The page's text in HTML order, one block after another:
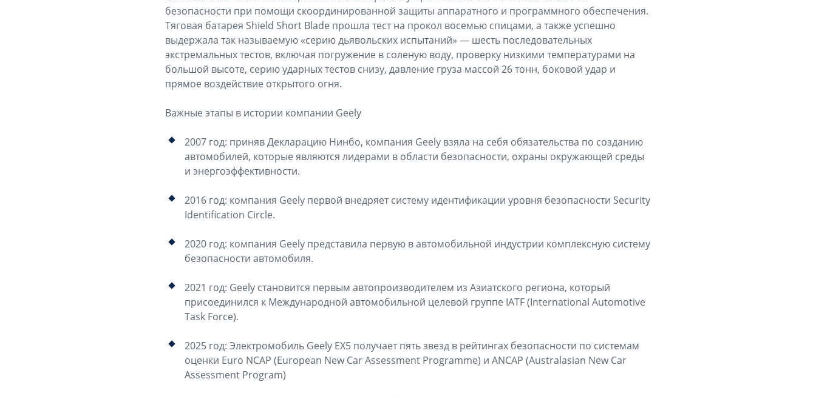
безопасности при помощи скоординированной защиты аппаратного и программного обеспечения.
Тяговая батарея Shield Short Blade прошла тест на прокол восемью спицами, а также успешно
выдержала так называемую «серию дьявольских испытаний» — шесть последовательных
экстремальных тестов, включая погружение в соленую воду, проверку низкими температурами на
большой высоте, серию ударных тестов снизу, давление груза массой 26 тонн, боковой удар и
прямое воздействие открытого огня.
Важные этапы в истории компании Geely
2007 год: приняв Декларацию Нинбо, компания Geely взяла на себя обязательства по созданию
автомобилей, которые являются лидерами в области безопасности, охраны окружающей среды
и энергоэффективности.
2016 год: компания Geely первой внедряет систему идентификации уровня безопасности Security
Identification Circle.
2020 год: компания Geely представила первую в автомобильной индустрии комплексную систему
безопасности автомобиля.
2021 год: Geely становится первым автопроизводителем из Азиатского региона, который
присоединился к Международной автомобильной целевой группе IATF (International Automotive
Task Force).
2025 год: Электромобиль Geely EX5 получает пять звезд в рейтингах безопасности по системам
оценки Euro NCAP (European New Car Assessment Programme) и ANCAP (Australasian New Car
Assessment Program)